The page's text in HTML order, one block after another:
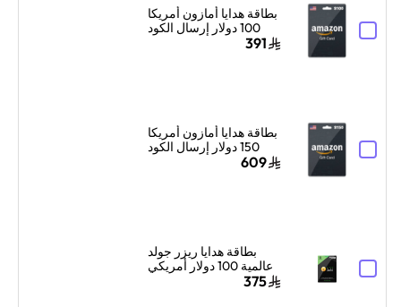
بطاقة هدايا أمازون أمريكا
100 دولار إرسال الكود
الرقمي بالبريد الإلكتروني
391
بطاقة هدايا أمازون أمريكا
150 دولار إرسال الكود
الرقمي بالبريد الإلكتروني
609
بطاقة هدايا ريزر جولد
عالمية 100 دولار أمريكي
إرسال الكود الرقمي375